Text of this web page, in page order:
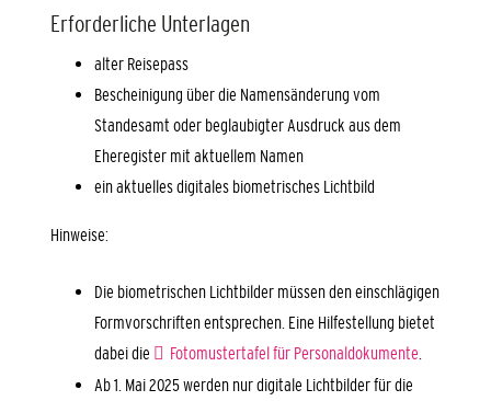
Erforderliche Unterlagen
alter Reisepass
Bescheinigung über die Namensänderung vom
Standesamt oder beglaubigter Ausdruck aus dem
Eheregister mit aktuellem Namen
ein aktuelles digitales biometrisches Lichtbild
Hinweise:
Die biometrischen Lichtbilder müssen den einschlägigen
Formvorschriften entsprechen. Eine Hilfestellung bietet
dabei die
Fotomustertafel für Personaldokumente
Ab 1. Mai 2025 werden nur digitale Lichtbilder für die